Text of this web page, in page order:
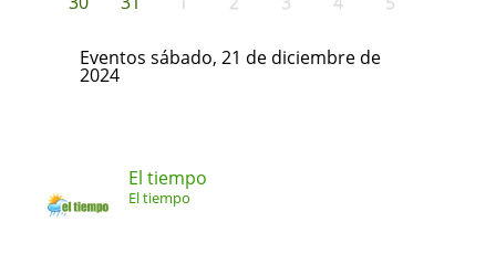
Eventos sábado, 21 de diciembre de
2024
El tiempo
El tiempo